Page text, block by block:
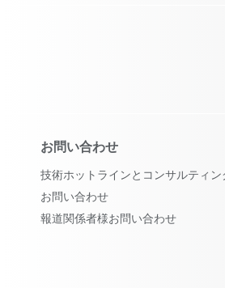
お問い合わせ
技術ホットラインとコンサルティン
お問い合わせ
報道関係者様お問い合わせ